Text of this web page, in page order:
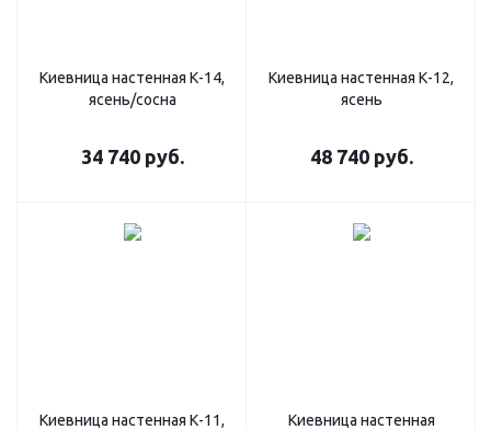
Киевница настенная К-14,
ясень/сосна
34 740руб.
Киевница настенная К-12,
ясень
48 740руб.
Киевница настенная К-11,
Киевница настенная